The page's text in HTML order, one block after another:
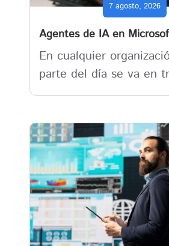
7 agosto, 2026
En cualquier
parte del día se va en